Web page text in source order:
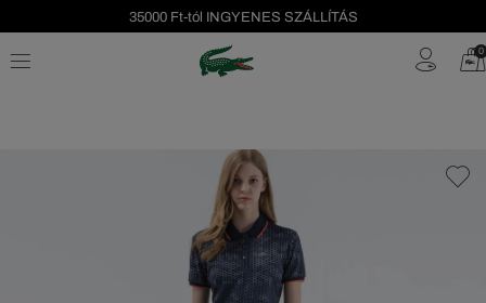
35000 Ft-tól INGYENES SZÁLLÍTÁS
Szezonális leárazás akár -40%! 0